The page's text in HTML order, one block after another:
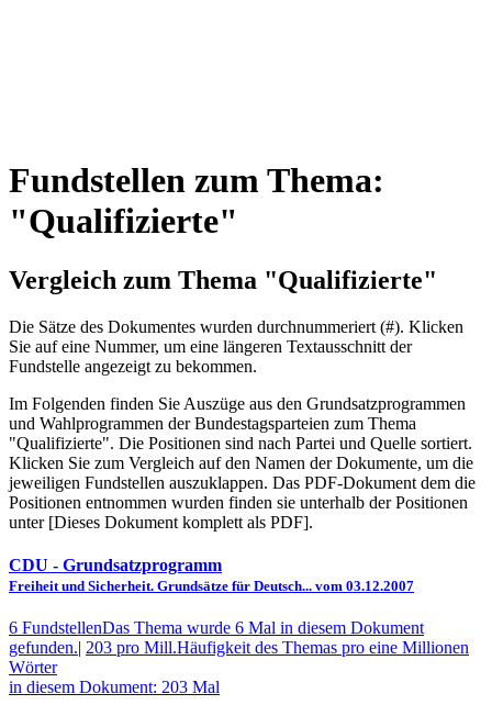
Fundstellen zum Thema:
"Qualifizierte"
Vergleich zum Thema "Qualifizierte"
Die Sätze des Dokum­entes wurden durch­nummeriert (#). Klicken
Sie auf eine Nummer, um eine längeren Textausschnitt der
Fundstelle angezeigt zu bekommen.
Im Folgenden finden Sie Auszüge aus den Grundsatz­program­men
und Wahl­program­men der Bundes­tags­parteien zum Thema
"Qualifizierte". Die Posi­tionen sind nach Partei und Quelle sortiert.
Klicken Sie zum Vergleich auf den Namen der Dokumente, um die
jeweiligen Fundstellen aus­zu­klappen. Das PDF-Dokument dem die
Posi­tionen entnommen wurden finden sie unterhalb der Positionen
unter [Dieses Dokument komplett als PDF].
CDU - Grundsatzprogramm
Freiheit und Sicherheit. Grundsätze für Deutsch... vom 03.12.2007
6 FundstellenDas Thema wurde 6 Mal in diesem Dokument
gefunden.| 203 pro Mill.Häufigkeit des Themas pro eine Millionen
Wörter
in diesem Dokument: 203 Mal